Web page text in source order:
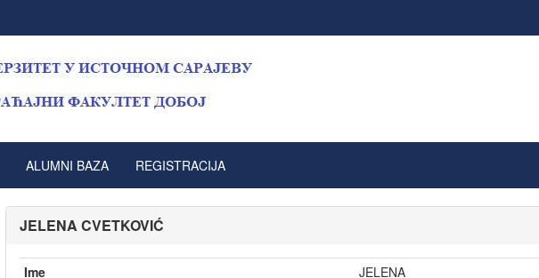
ALUMNI BAZA REGISTRACIJA
JELENA CVETKOVIĆ
Ime
JELENA